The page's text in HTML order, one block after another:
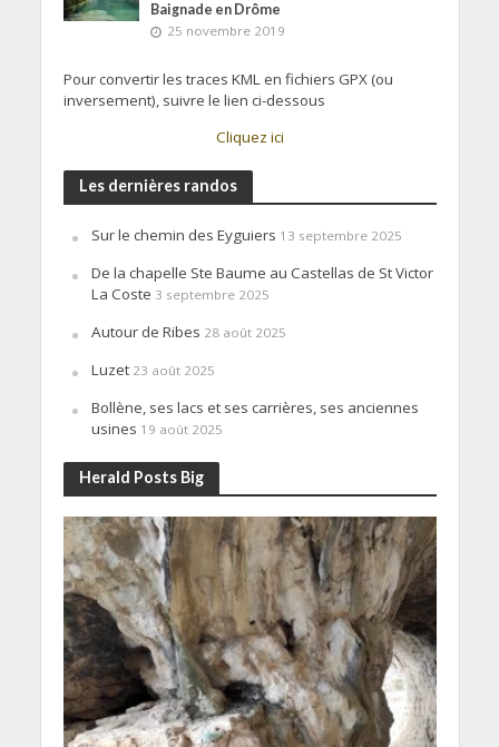
Baignade en Drôme
25 novembre 2019
Pour convertir les traces KML en fichiers GPX (ou
inversement), suivre le lien ci-dessous
Cliquez ici
Les dernières randos
Sur le chemin des Eyguiers 13 septembre 2025
De la chapelle Ste Baume au Castellas de St Victor
La Coste 3 septembre 2025
Autour de Ribes 28 août 2025
Luzet 23 août 2025
Bollène, ses lacs et ses carrières, ses anciennes
usines 19 août 2025
Herald Posts Big